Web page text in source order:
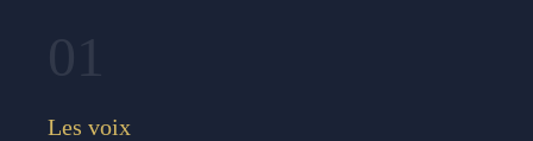
Les voix